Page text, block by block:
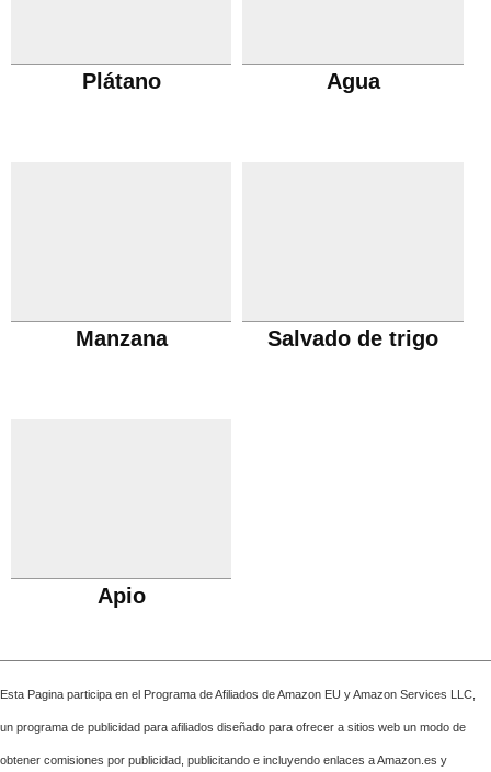
Plátano Agua
Manzana Salvado de trigo
Apio
Esta Pagina participa en el Programa de Afiliados de Amazon EU y Amazon Services LLC,
un programa de publicidad para afiliados diseñado para ofrecer a sitios web un modo de
obtener comisiones por publicidad, publicitando e incluyendo enlaces a Amazon.es y